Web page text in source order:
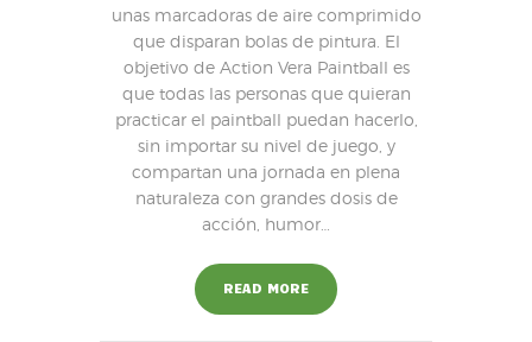
unas marcadoras de aire comprimido
que disparan bolas de pintura. El
objetivo de Action Vera Paintball es
que todas las personas que quieran
practicar el paintball puedan hacerlo,
sin importar su nivel de juego, y
compartan una jornada en plena
naturaleza con grandes dosis de
acción, humor…
READ MORE